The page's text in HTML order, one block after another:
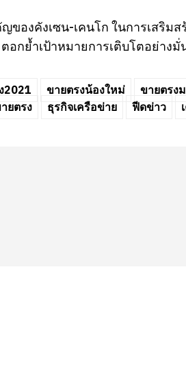
ของคังเซน-เคนโก ในการเสริม
ตอกย้ำเป้าหมายการเติบโตอย่าง
2021 ขายตรงน้องใหม่ ขายตรง
ยตรง ธุรกิจเครือข่าย ฟีดข่าว